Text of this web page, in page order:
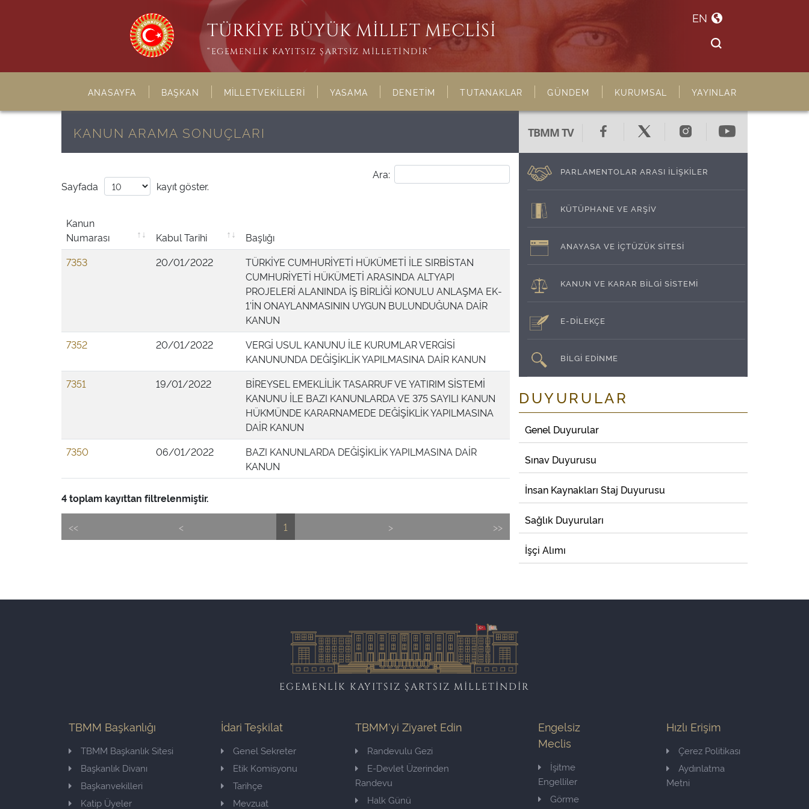
TÜRKİYE BÜYÜK MİLLET MECLİSİ
“EGEMENLİK KAYITSIZ ŞARTSIZ MİLLETİNDİR”
EN
ANASAYFA BAŞKAN MİLLETVEKİLLERİ YASAMA DENETİM TUTANAKLAR GÜNDEM KURUMSAL YAYINLAR
KANUN ARAMA SONUÇLARI
Ara:
Sayfada
kayıt göster.
Kanun
Numarası
Kabul Tarihi
Başlığı
7353
20/01/2022
TÜRKİYE CUMHURİYETİ HÜKÜMETİ İLE SIRBİSTAN
CUMHURİYETİ HÜKÜMETİ ARASINDA ALTYAPI
PROJELERİ ALANINDA İŞ BİRLİĞİ KONULU ANLAŞMA EK-
1'İN ONAYLANMASININ UYGUN BULUNDUĞUNA DAİR
KANUN
7352
20/01/2022
VERGİ USUL KANUNU İLE KURUMLAR VERGİSİ
KANUNUNDA DEĞİŞİKLİK YAPILMASINA DAİR KANUN
7351
19/01/2022
BİREYSEL EMEKLİLİK TASARRUF VE YATIRIM SİSTEMİ
KANUNU İLE BAZI KANUNLARDA VE 375 SAYILI KANUN
HÜKMÜNDE KARARNAMEDE DEĞİŞİKLİK YAPILMASINA
DAİR KANUN
7350
06/01/2022
BAZI KANUNLARDA DEĞİŞİKLİK YAPILMASINA DAİR
KANUN
4 toplam kayıttan filtrelenmiştir.
<< < 1 > >>
TBMM TV
PARLAMENTOLAR ARASI İLİŞKİLER
KÜTÜPHANE VE ARŞİV
ANAYASA VE İÇTÜZÜK SİTESİ
KANUN VE KARAR BİLGİ SİSTEMİ
E-DİLEKÇE
BİLGİ EDİNME
DUYURULAR
Genel Duyurular
Sınav Duyurusu
İnsan Kaynakları Staj Duyurusu
Sağlık Duyuruları
İşçi Alımı
EGEMENLİK KAYITSIZ ŞARTSIZ MİLLETİNDİR
TBMM Başkanlığı
TBMM Başkanlık Sitesi
Başkanlık Divanı
Başkanvekilleri
Katip Üyeler
İdari Teşkilat
Genel Sekreter
Etik Komisyonu
Tarihçe
Mevzuat
TBMM'yi Ziyaret Edin
Randevulu Gezi
E-Devlet Üzerinden
Randevu
Halk Günü
Engelsiz
Meclis
İşitme
Engelliler
Görme
Hızlı Erişim
Çerez Politikası
Aydınlatma
Metni